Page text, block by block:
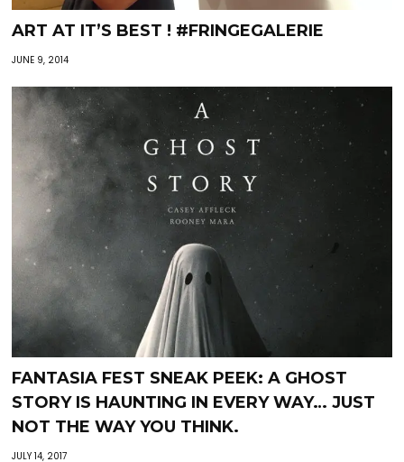
ART AT IT’S BEST ! #FRINGEGALERIE
JUNE 9, 2014
FANTASIA FEST SNEAK PEEK: A GHOST
STORY IS HAUNTING IN EVERY WAY… JUST
NOT THE WAY YOU THINK.
JULY 14, 2017